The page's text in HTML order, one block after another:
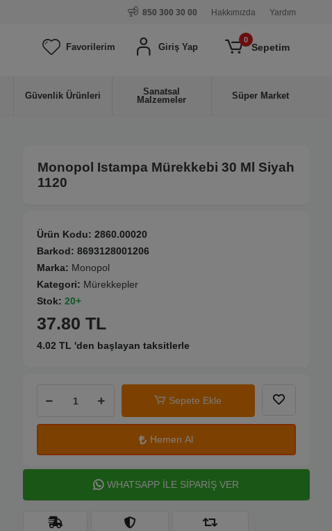
850 300 30 00 Hakkımızda Yardım
Favorilerim Giriş Yap
0
Sepetim
Güvenlik Ürünleri
Sanatsal
Malzemeler
Süper Market
Monopol Istampa Mürekkebi 30 Ml Siyah
1120
Ürün Kodu: 2860.00020
Barkod: 8693128001206
Marka: Monopol
Kategori: Mürekkepler
Stok: 20+
37.80 TL
4.02 TL 'den başlayan taksitlerle
Sepete Ekle
Hemen Al
WHATSAPP İLE SİPARİŞ VER